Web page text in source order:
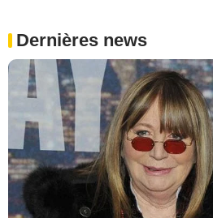
Dernières news